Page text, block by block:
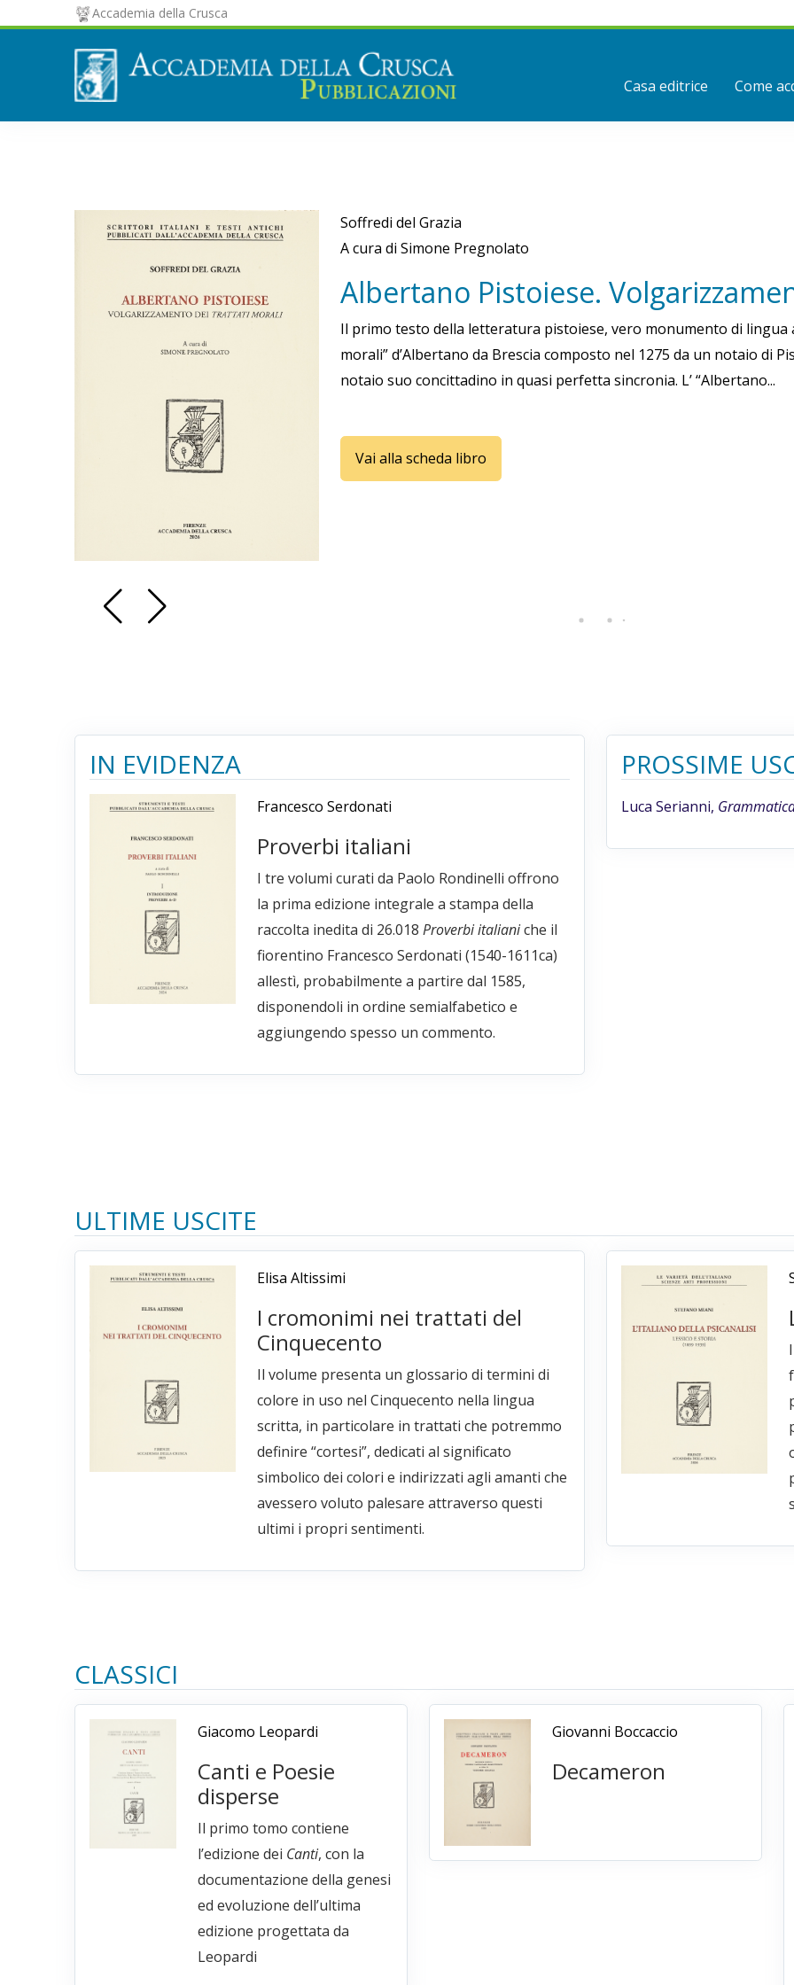
Accademia della Crusca
Casa editrice Come
Soffredi del Grazia
A cura di Simone Pregnolato
Albertano Pistoiese.
Il primo testo della letteratura pistoiese, vero monumento di lingua
morali” d’Albertano da Brescia composto nel 1275 da un notaio di
notaio suo concittadino in quasi perfetta sincronia. L’ “Albertano...
Vai alla scheda libro
IN EVIDENZA
Francesco Serdonati
Proverbi italiani
I tre volumi curati da Paolo Rondinelli offrono
la prima edizione integrale a stampa della
raccolta inedita di 26.018 Proverbi italianiche il
fiorentino Francesco Serdonati (1540-1611ca)
allestì, probabilmente a partire dal 1585,
disponendoli in ordine semialfabetico e
aggiungendo spesso un commento.
PROSSIME
Luca Serianni,
ULTIME USCITE
Elisa Altissimi
I cromonimi nei trattati del
Cinquecento
Il volume presenta un glossario di termini di
colore in uso nel Cinquecento nella lingua
scritta, in particolare in trattati che potremmo
definire “cortesi”, dedicati al significato
simbolico dei colori e indirizzati agli amanti che
avessero voluto palesare attraverso questi
ultimi i propri sentimenti.
CLASSICI
Giacomo Leopardi
Canti e Poesie
disperse
Il primo tomo contiene
l’edizione dei Canti, con la
documentazione della genesi
ed evoluzione dell’ultima
edizione progettata da
Leopardi
Giovanni Boccaccio
Decameron